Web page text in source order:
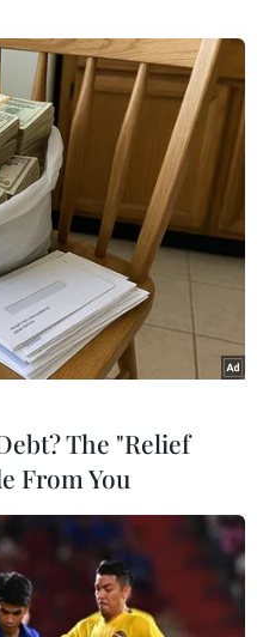
Anh
The "Relief
From You